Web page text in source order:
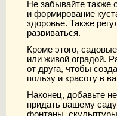
Не забывайте также
и формирование
здоровье. Также
развиваться.
Кроме этого,
или живой оградой.
от друга, чтобы
пользу и красоту в
Наконец, добавьте
придать вашему